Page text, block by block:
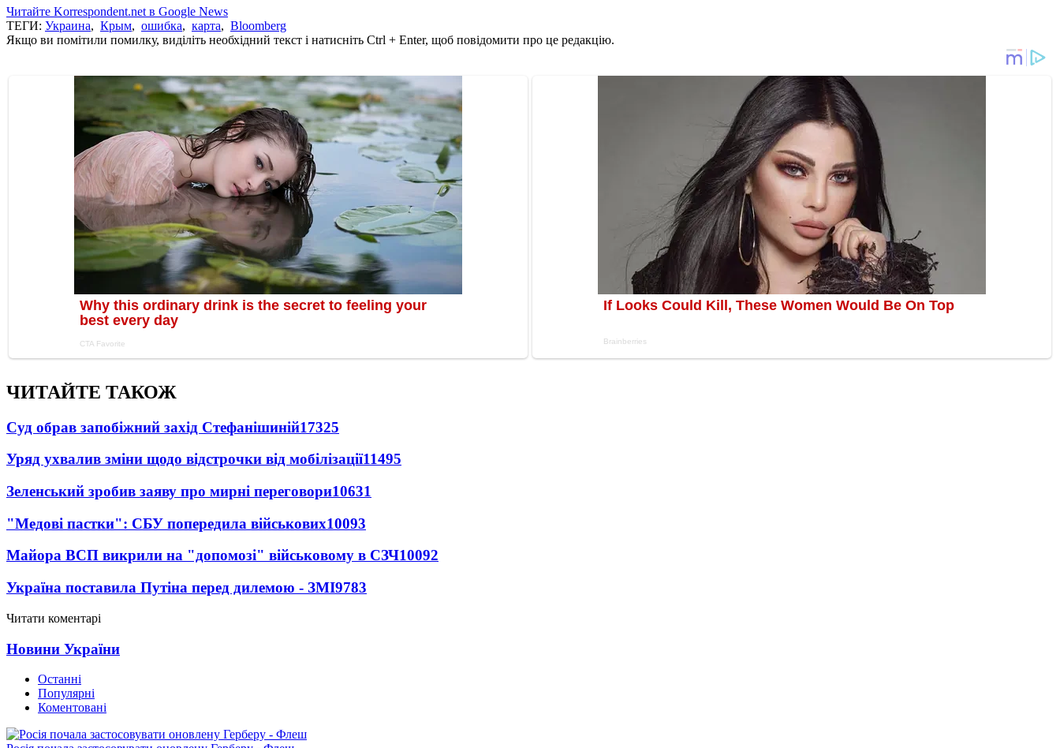
Читайте Korrespondent.net в Google News
ТЕГИ: Украина, Крым, ошибка, карта, Bloomberg
Якщо ви помітили помилку, виділіть необхідний текст і натисніть Ctrl + Enter, щоб повідомити про це редакцію.
ЧИТАЙТЕ ТАКОЖ
Суд обрав запобіжний захід Стефанішиній17325
Уряд ухвалив зміни щодо відстрочки від мобілізації11495
Зеленський зробив заяву про мирні переговори10631
"Медові пастки": СБУ попередила військових10093
Майора ВСП викрили на "допомозі" військовому в СЗЧ10092
Україна поставила Путіна перед дилемою - ЗМІ9783
Читати коментарі
Новини України
Останні
Популярні
Коментовані